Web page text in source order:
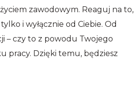
zawodowym. Reaguj na to,
i wyłącznie od Ciebie. Od
– czy to z powodu Twojego
pracy. Dzięki temu, będziesz